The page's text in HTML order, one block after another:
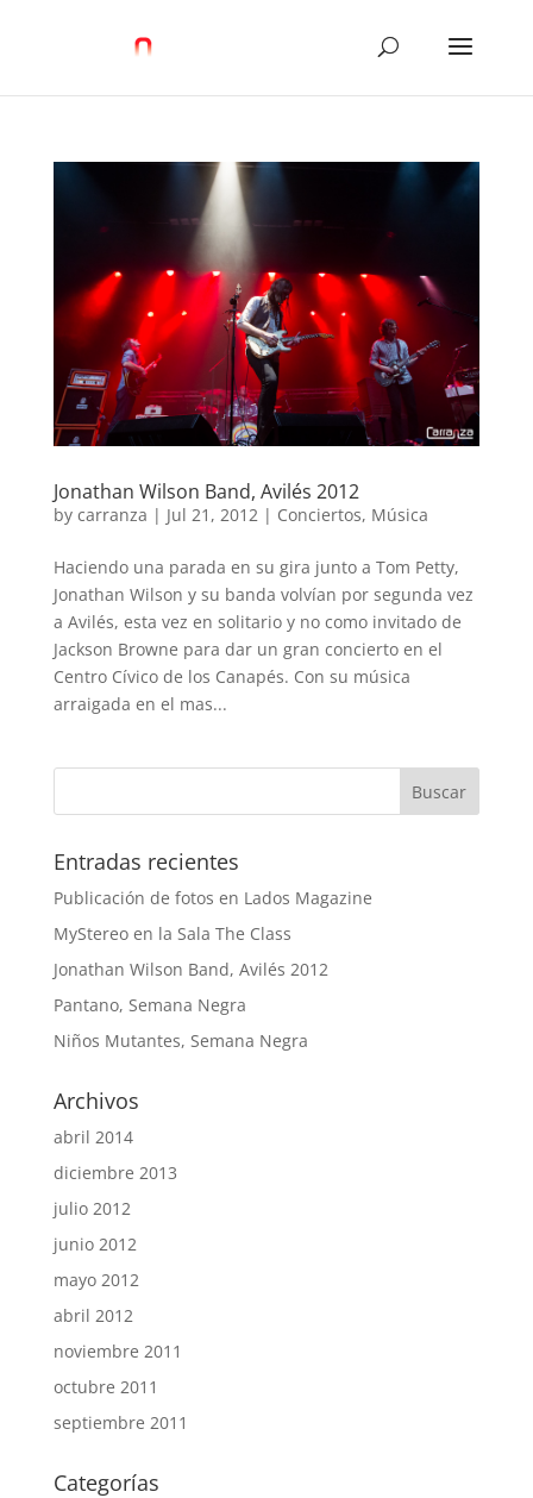
Jonathan Wilson Band, Avilés 2012
by carranza | Jul 21, 2012 | Conciertos, Música
Haciendo una parada en su gira junto a Tom Petty,
Jonathan Wilson y su banda volvían por segunda vez
a Avilés, esta vez en solitario y no como invitado de
Jackson Browne para dar un gran concierto en el
Centro Cívico de los Canapés. Con su música
arraigada en el mas...
Entradas recientes
Publicación de fotos en Lados Magazine
MyStereo en la Sala The Class
Jonathan Wilson Band, Avilés 2012
Pantano, Semana Negra
Niños Mutantes, Semana Negra
Archivos
abril 2014
diciembre 2013
julio 2012
junio 2012
mayo 2012
abril 2012
noviembre 2011
octubre 2011
septiembre 2011
Categorías